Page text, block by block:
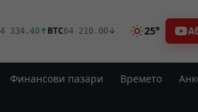
4 334.40↑BTC64 210.00↓ 25°
Финансови пазари Времето